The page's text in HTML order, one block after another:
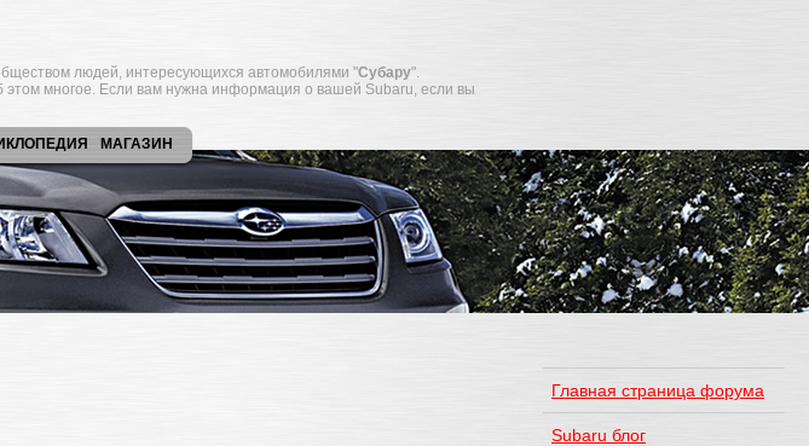
людей, интересующихся автомобилями "Субару".
этом многое. Если вам нужна информация о вашей Subaru, если вы
МАГАЗИН
Главная страница форума
Subaru блог